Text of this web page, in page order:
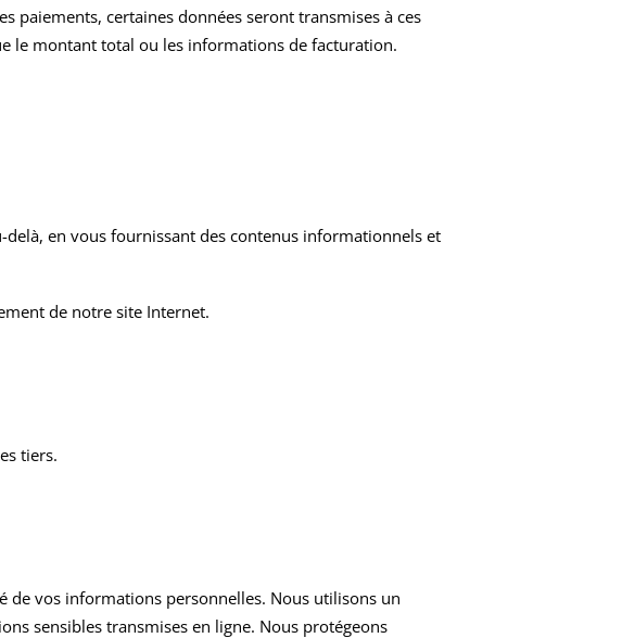
paiements, certaines données seront transmises à ces
le montant total ou les informations de facturation.
en vous fournissant des contenus informationnels et
de notre site Internet.
tiers.
vos informations personnelles. Nous utilisons un
sensibles transmises en ligne. Nous protégeons